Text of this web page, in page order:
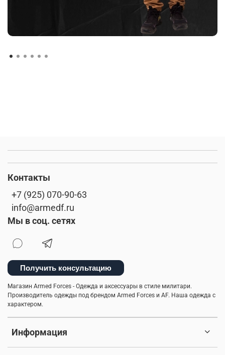
Информация
Контакты
+7 (925) 070-90-63
info@armedf.ru
Мы в соц. сетях
Получить консультацию
Магазин Armed Forces - Одежда и аксессуары в стиле милитари.
Производитель одежды под брендом Armed Forces и AF. Наша одежда с
характером.